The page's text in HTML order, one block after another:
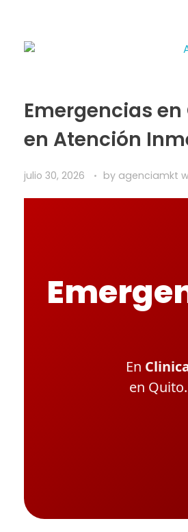
Emergencias en
en Atención
julio 30, 2026 by agenciamkt
En
en